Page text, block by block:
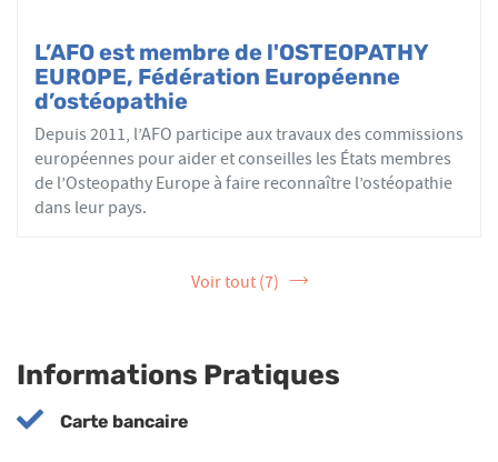
L’AFO est membre de l'OSTEOPATHY
EUROPE, Fédération Européenne
d’ostéopathie
Depuis 2011, l’AFO participe aux travaux des commissions
européennes pour aider et conseilles les États membres
de l’Osteopathy Europe à faire reconnaître l’ostéopathie
dans leur pays.
Voir tout (7)
Informations Pratiques
Carte bancaire